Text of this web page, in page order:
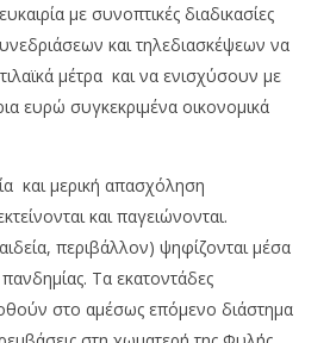
με συνοπτικές διαδικασίες
και τηλεδιασκέψεων να
μέτρα και να ενισχύσουν με
ευρώ συγκεκριμένα οικονομικά
και μερική απασχόληση
και παγειώνονται.
περιβάλλον) ψηφίζονται μέσα
Τα εκατοντάδες
στο αμέσως επόμενο διάστημα